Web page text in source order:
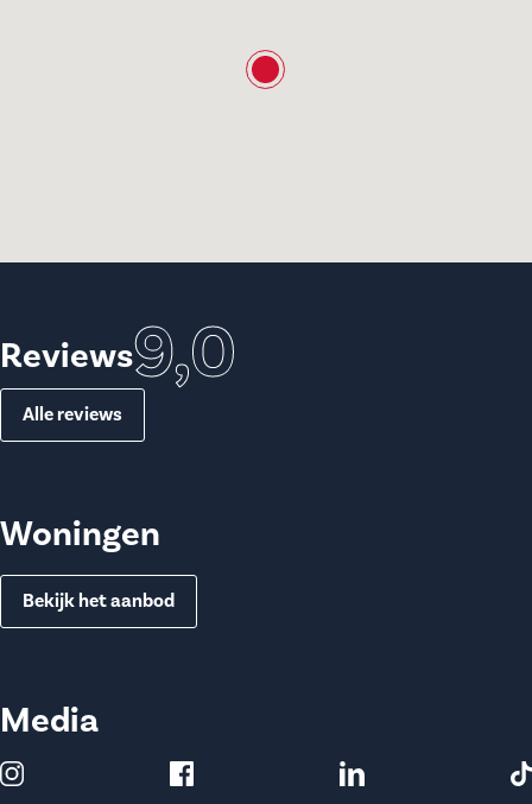
Reviews9,0
Alle reviews
Woningen
Bekijk het aanbod
Media